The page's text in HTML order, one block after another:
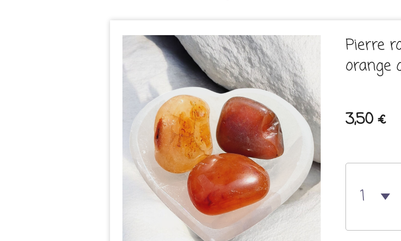
Pierre
orange
3,50 €